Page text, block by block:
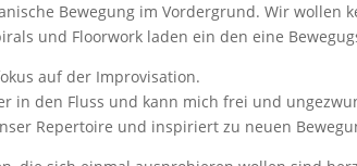
Bewegung im Vordergrund. Wir
und Floorwork laden ein den eine
auf der Improvisation.
in den Fluss und kann mich frei und
Repertoire und inspiriert zu neuen